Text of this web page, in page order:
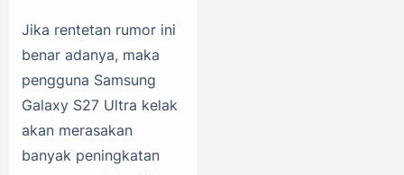
Jika rentetan rumor ini
benar adanya, maka
pengguna Samsung
Galaxy S27 Ultra kelak
akan merasakan
banyak peningkatan